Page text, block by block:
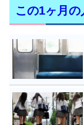
この1ヶ月